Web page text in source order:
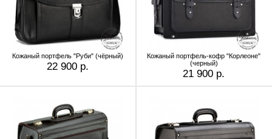
Кожаный портфель "Руби" (чёрный)
22 900 р.
Кожаный портфель-кофр "Корлеоне"
(черный)
21 900 р.